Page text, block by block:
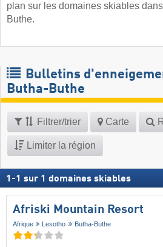
plan sur les domaines skiables
Buthe.
Bulletins
Butha-Buthe
Filtrer/trier Carte
Limiter la région
1 -1 sur 1 domaines skiables
Afriski Mountain Resort
Afrique Lesotho Butha-Buthe